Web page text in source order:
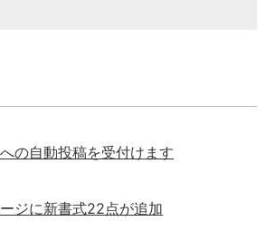
の自動投稿を受付けます
ジに新書式22点が追加